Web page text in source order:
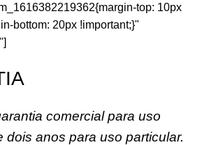
top: 10px
bottom: 20px !important;}"
comercial para uso
dois anos para uso particular.